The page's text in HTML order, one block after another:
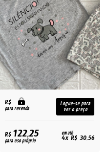
R$
para revenda
Logue-se para
ver o preço
R$122,25
para uso próprio
em até
4x R$ 30,56